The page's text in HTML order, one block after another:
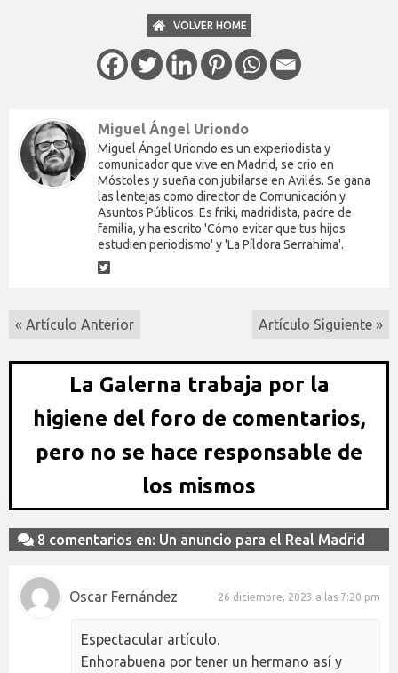
VOLVER HOME
Miguel Ángel Uriondo
Miguel Ángel Uriondo es un experiodista y
comunicador que vive en Madrid, se crio en
Móstoles y sueña con jubilarse en Avilés. Se gana
las lentejas como director de Comunicación y
Asuntos Públicos. Es friki, madridista, padre de
familia, y ha escrito 'Cómo evitar que tus hijos
estudien periodismo' y 'La Píldora Serrahima'.
« Artículo Anterior Artículo Siguiente »
La Galerna trabaja por la
higiene del foro de comentarios,
pero no se hace responsable de
los mismos
8 comentarios en: Un anuncio para el Real Madrid
Oscar Fernández 26 diciembre, 2023 a las 7:20 pm
Espectacular artículo.
Enhorabuena por tener un hermano así y